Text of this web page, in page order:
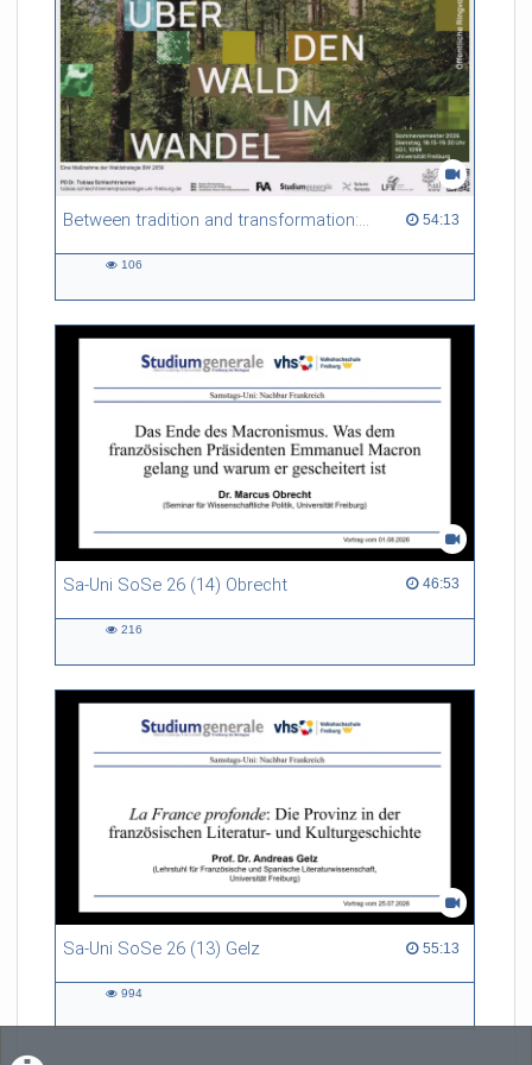
in diese besondere Handschrift, das Leben einer
spätmittelalterlichen Buchmalerin, die materielle Kultur der
Freiburger Frauenklöster und aktuelle Probleme der
modernen Konservierung alter Handschriften.
Referent/in:
Prof. Dr. Martina Backes
(Deutsches Seminar,
Universität Freiburg)
Between tradition and transformation: how owners, advisers and institutions co-create knowledge for resilient forests in Europe 54:13
54:13 duration
106
Sa-Uni SoSe 26 (14) Obrecht 46:53
46:53 duration
216
Sa-Uni SoSe 26 (13) Gelz 55:13
55:13 duration
994